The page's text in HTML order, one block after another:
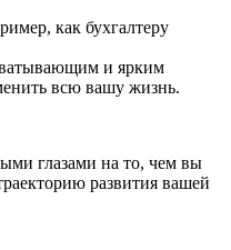
как бухгалтеру
и ярким
всю вашу жизнь.
глазами на то, чем вы
развития вашей